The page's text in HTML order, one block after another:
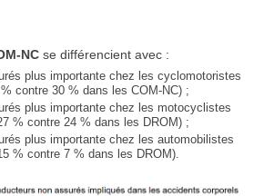
NC se différencient avec :
plus importante chez les cyclomotoristes
contre 30 % dans les COM-NC) ;
plus importante chez les motocyclistes
% contre 24 % dans les DROM) ;
plus importante chez les automobilistes
% contre 7 % dans les DROM).